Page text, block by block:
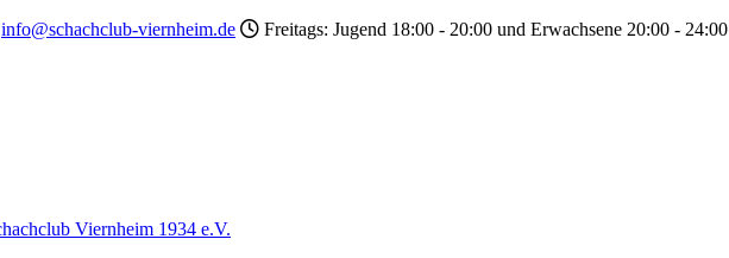
info@schachclub-viernheim.de Freitags: Jugend 18:00 - 20:00 und Erwachsene 20:00 - 24:00